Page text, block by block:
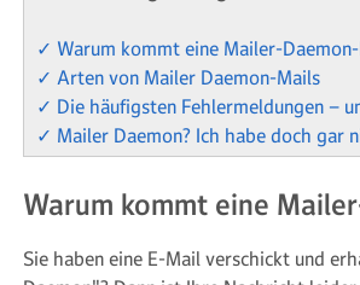
✓ Warum kommt eine Mailer-
✓ Arten von Mailer Daemon-Mails
✓ Die häufigsten Fehlermeldungen –
✓ Mailer Daemon? Ich habe doch gar
Warum kommt eine
Sie haben eine E-Mail verschickt und